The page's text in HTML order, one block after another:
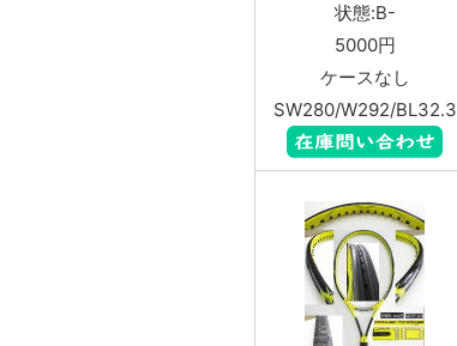
状態:B-
5000円
ケースなし
SW280/W292/BL32.3